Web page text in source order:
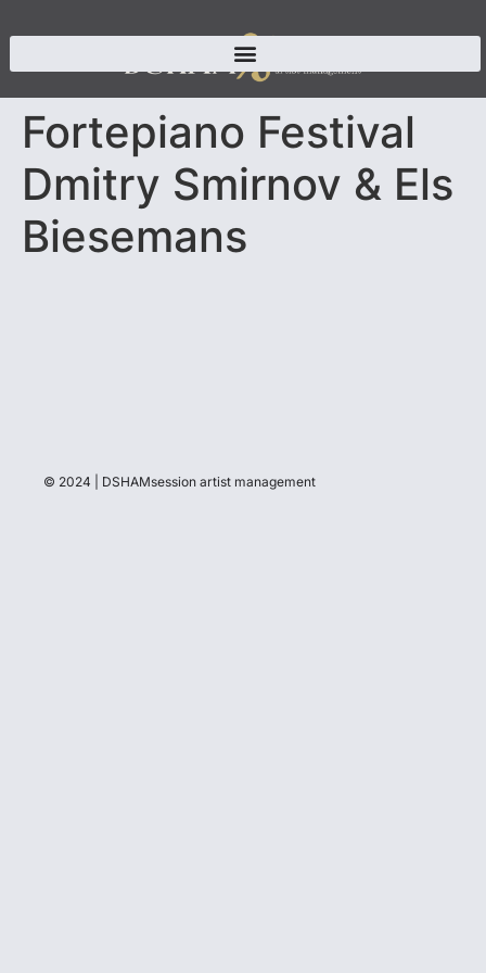
Fortepiano Festival
Dmitry Smirnov & Els
Biesemans
© 2024 | DSHAMsession artist management